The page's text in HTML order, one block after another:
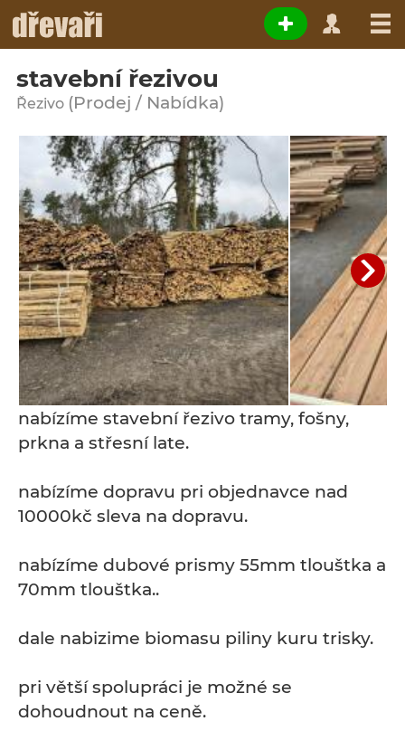
stavební řezivou
Řezivo (Prodej / Nabídka)
nabízíme stavební řezivo tramy, fošny,
prkna a střesní late.
nabízíme dopravu pri objednavce nad
10000kč sleva na dopravu.
nabízíme dubové prismy 55mm tlouštka a
70mm tlouštka..
dale nabizime biomasu piliny kuru trisky.
pri větší spolupráci je možné se
dohoudnout na ceně.